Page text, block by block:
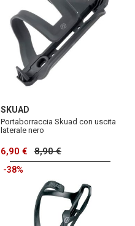
SKUAD
Portaborraccia Skuad con uscita
laterale nero
6,90 € 8,90 €
-38%